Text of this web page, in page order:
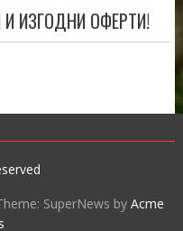
И ИЗГОДНИ ОФЕРТИ!
SuperNews byAcme